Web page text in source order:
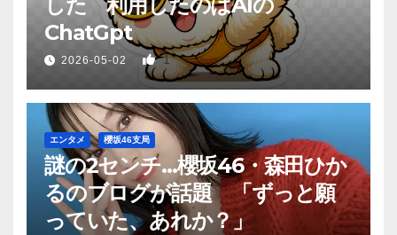
ChatGpt
2026-05-02 1
エンタメ 櫻坂46支局
謎の2センチ…櫻坂46・森田ひか
るのブログが話題 「ずっと願
っていた、あれか？」